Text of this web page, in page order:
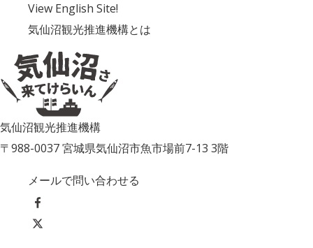
View English Site!
気仙沼観光推進機構とは
気仙沼観光推進機構
〒988-0037 宮城県気仙沼市魚市場前7-13 3階
メールで問い合わせる